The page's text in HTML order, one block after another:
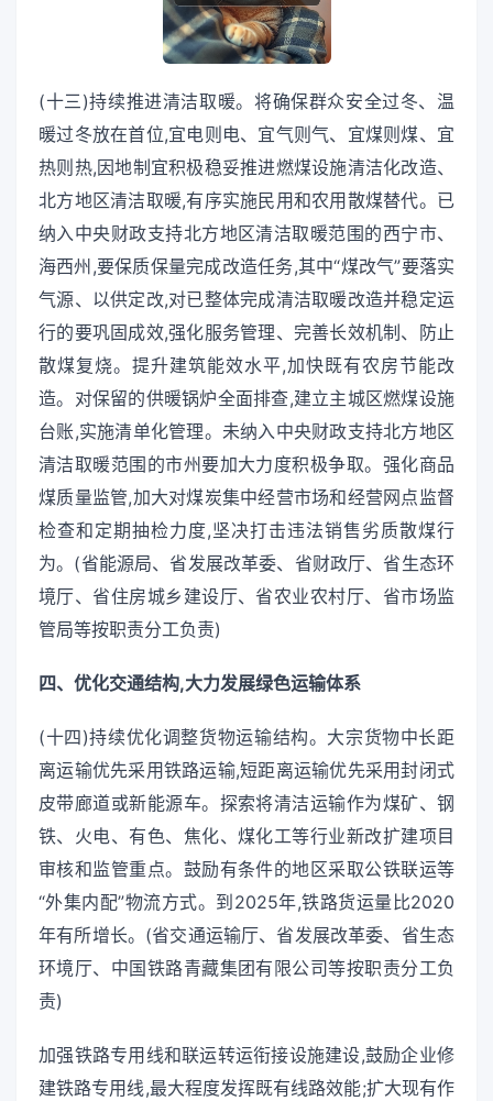
(十三)持续推进清洁取暖。将确保群众安全过冬、温
暖过冬放在首位,宜电则电、宜气则气、宜煤则煤、宜
热则热,因地制宜积极稳妥推进燃煤设施清洁化改造、
北方地区清洁取暖,有序实施民用和农用散煤替代。已
纳入中央财政支持北方地区清洁取暖范围的西宁市、
海西州,要保质保量完成改造任务,其中“煤改气”要落实
气源、以供定改,对已整体完成清洁取暖改造并稳定运
行的要巩固成效,强化服务管理、完善长效机制、防止
散煤复烧。提升建筑能效水平,加快既有农房节能改
造。对保留的供暖锅炉全面排查,建立主城区燃煤设施
台账,实施清单化管理。未纳入中央财政支持北方地区
清洁取暖范围的市州要加大力度积极争取。强化商品
煤质量监管,加大对煤炭集中经营市场和经营网点监督
检查和定期抽检力度,坚决打击违法销售劣质散煤行
为。(省能源局、省发展改革委、省财政厅、省生态环
境厅、省住房城乡建设厅、省农业农村厅、省市场监
管局等按职责分工负责)
四、优化交通结构,大力发展绿色运输体系
(十四)持续优化调整货物运输结构。大宗货物中长距
离运输优先采用铁路运输,短距离运输优先采用封闭式
皮带廊道或新能源车。探索将清洁运输作为煤矿、钢
铁、火电、有色、焦化、煤化工等行业新改扩建项目
审核和监管重点。鼓励有条件的地区采取公铁联运等
“外集内配”物流方式。到2025年,铁路货运量比2020
年有所增长。(省交通运输厅、省发展改革委、省生态
环境厅、中国铁路青藏集团有限公司等按职责分工负
责)
加强铁路专用线和联运转运衔接设施建设,鼓励企业修
建铁路专用线,最大程度发挥既有线路效能;扩大现有作